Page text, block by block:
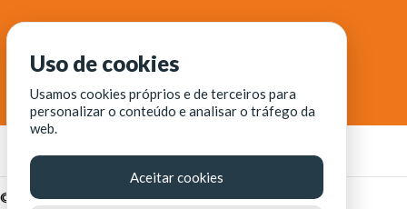
© Fortaleza Digital || CITINOVA - Fundação de Ciência,
Uso de cookies
Usamos cookies próprios e de terceiros para
personalizar o conteúdo e analisar o tráfego da
web.
Aceitar cookies